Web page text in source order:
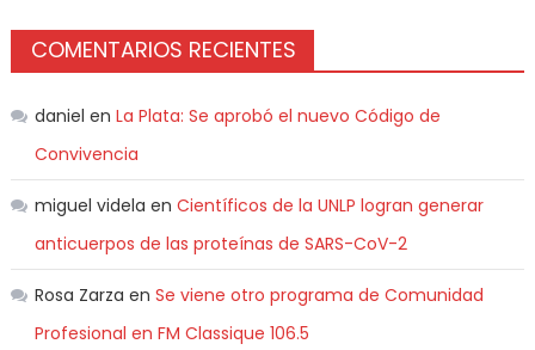
COMENTARIOS RECIENTES
daniel en La Plata: Se aprobó el nuevo Código de
Convivencia
miguel videla en Científicos de la UNLP logran generar
anticuerpos de las proteínas de SARS-CoV-2
Rosa Zarza en Se viene otro programa de Comunidad
Profesional en FM Classique 106.5